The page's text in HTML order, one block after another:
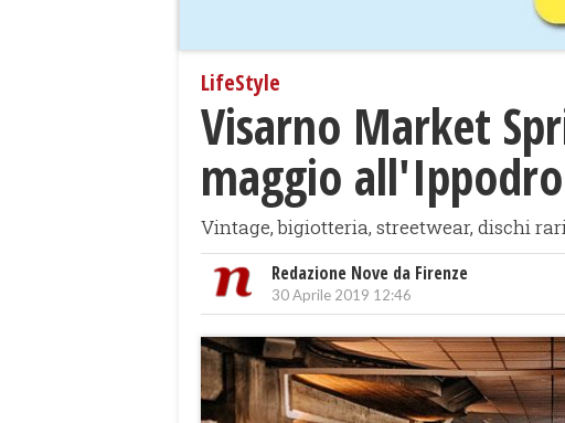
LifeStyle
Visarno Market
maggio
Vintage, bigiotteria, streetwear, dischi
Redazione Nove da Firenze
30 Aprile 2019 12:46